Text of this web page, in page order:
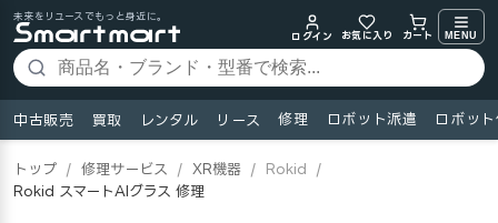
未来をリユースでもっと身近に。
ログイン
お気に入り カート MENU
中古販売 買取 レンタル リース 修理 ロボット派遣 ロボッ
トップ / 修理サービス / XR機器 / Rokid
/
Rokid スマートAIグラス 修理